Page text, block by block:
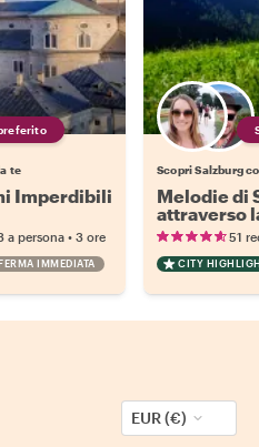
te
Imperdibili
a persona • 3 ore
IMMEDIATA
Scopri Salzburg
Melodie di
attraverso
cultura
51
CITY
EUR (€)